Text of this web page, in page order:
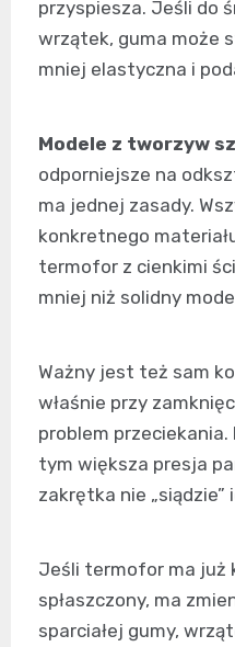
przyspiesza. Jeśli do
wrzątek, guma może
mniej elastyczna i
Modele z tworzyw
odporniejsze na
ma jednej zasady.
konkretnego
termofor z cienkimi
mniej niż solidny
Ważny jest też sam
właśnie przy
problem
tym większa presja
zakrętka nie „siądzie”
Jeśli termofor ma już
spłaszczony, ma
sparciałej gumy,